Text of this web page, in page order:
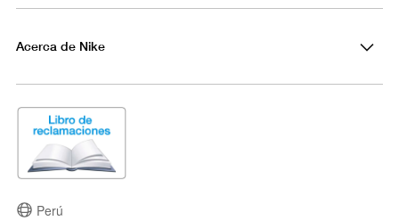
Acerca de Nike
Perú